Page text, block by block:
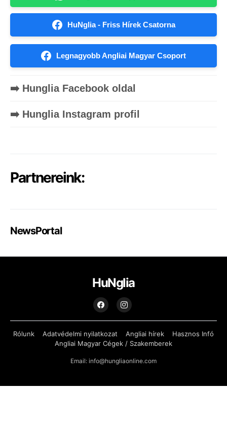
HuNglia - Friss Hírek Csatorna
Legnagyobb Angliai Magyar Csoport
➡️ Hunglia Facebook oldal
➡️ Hunglia Instagram profil
Partnereink:
NewsPortal
HuNglia
Rólunk Adatvédelmi nyilatkozat Angliai hírek
Hasznos Infó
Angliai Magyar Cégek / Szakemberek
Email: info@hungliaonline.com